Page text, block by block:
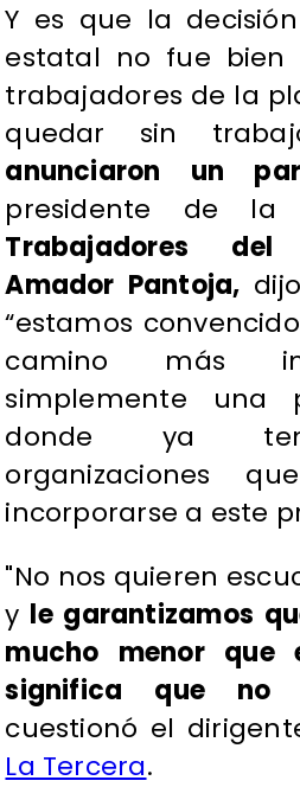
Y es que la
estatal no fue bien
trabajadores de la
quedar sin
anunciaron un
presidente de la
Trabajadores
Amador Pantoja,
“estamos
camino más
simplemente una
donde ya
organizaciones
incorporarse a este
"No nos quieren
y le garantizamos
mucho menor que
significa que no
cuestionó el
La Tercera.